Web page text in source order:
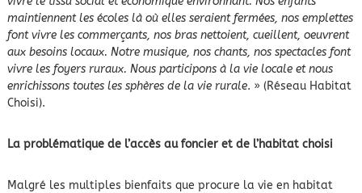
maintiennent les écoles là où elles seraient fermées, nos emplettes
font vivre les commerçants, nos bras nettoient, cueillent, oeuvrent
aux besoins locaux. Notre musique, nos chants, nos spectacles font
vivre les foyers ruraux. Nous participons à la vie locale et nous
enrichissons toutes les sphères de la vie rurale. » (Réseau Habitat
Choisi).
La problématique de l’accès au foncier et de l’habitat choisi
Malgré les multiples bienfaits que procure la vie en habitat